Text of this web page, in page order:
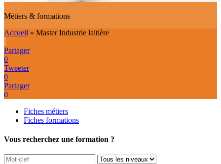
Métiers & formations
Accueil » Master Industrie laitière
Partager
0
Tweeter
0
Partager
0
Fiches métiers
Fiches formations
Vous recherchez une formation ?